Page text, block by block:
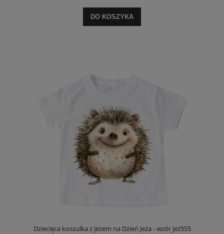
DO KOSZYKA
Dziecięca koszulka z jeżem na Dzień Jeża - wzór jeż555